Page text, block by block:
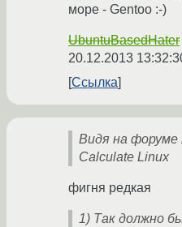
море - Gentoo :-)
UbuntuBasedHater
20.12.2013
Ссылка
Видя на форуме
Calculate Linux
фигня редкая
1) Так должно